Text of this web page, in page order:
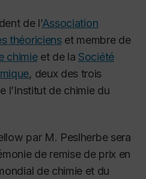
de l’Association
théoricienset membre de
chimieet de la Société
, deux des trois
l’Institut de chimie du
par M. Peslherbe sera
de remise de prix en
de chimie et du